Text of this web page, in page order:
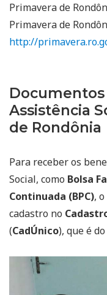
Primavera de
Primavera de
http://
Documentos
Assistência
de Rondônia
Para receber os
Social, como Bolsa
Continuada (BPC),
cadastro no
(CadÚnico), que é